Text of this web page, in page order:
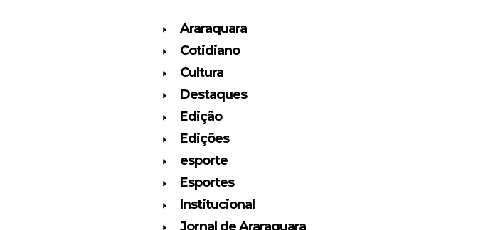
Araraquara
Cotidiano
Cultura
Destaques
Edição
Edições
esporte
Esportes
Institucional
Jornal de Araraquara